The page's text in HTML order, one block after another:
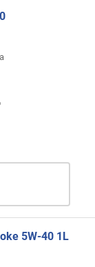
5W-40 1L